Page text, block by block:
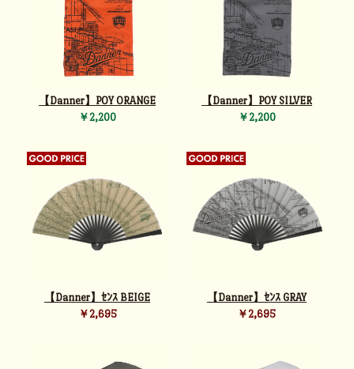
【Danner】POY ORANGE
￥2,200
【Danner】POY SILVER
￥2,200
【Danner】ｾﾝｽ BEIGE
￥2,695
【Danner】ｾﾝｽ GRAY
￥2,695